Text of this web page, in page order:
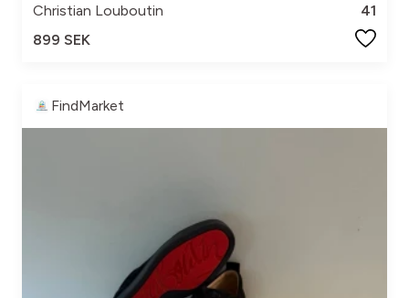
Christian Louboutin
41
899 SEK
FindMarket